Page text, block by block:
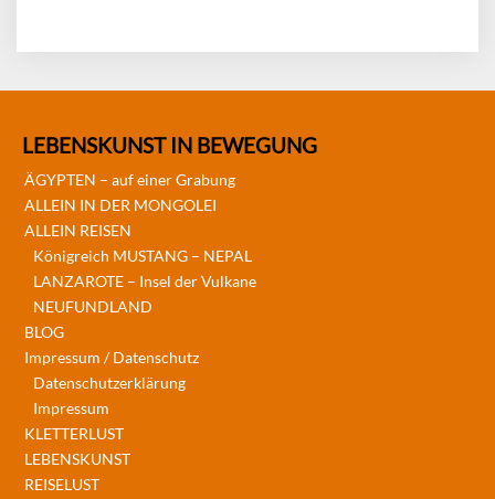
LEBENSKUNST IN BEWEGUNG
ÄGYPTEN – auf einer Grabung
ALLEIN IN DER MONGOLEI
ALLEIN REISEN
Königreich MUSTANG – NEPAL
LANZAROTE – Insel der Vulkane
NEUFUNDLAND
BLOG
Impressum / Datenschutz
Datenschutzerklärung
Impressum
KLETTERLUST
LEBENSKUNST
REISELUST